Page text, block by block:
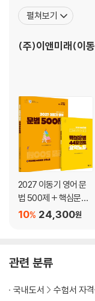
교수, 파고다 언어교
SL Welcome Center
기에서도 소방 시험에
펼쳐보기
(주)이앤미래(이
2027 이동기 영어 문
법 500제 + 핵심문법
44포인트 요약노트
24,300원
10%
관련 분류
국내도서 수험서 자